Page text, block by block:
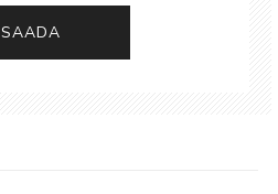
SAADA